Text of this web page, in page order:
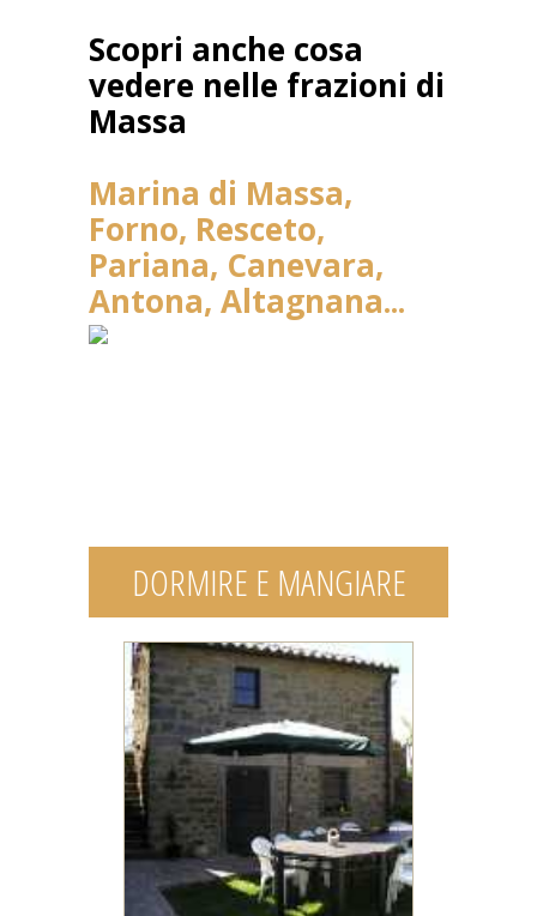
Scopri anche cosa
vedere nelle frazioni di
Massa
Marina di Massa,
Forno, Resceto,
Pariana, Canevara,
Antona, Altagnana...
DORMIRE E MANGIARE